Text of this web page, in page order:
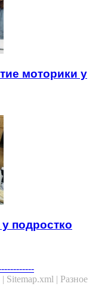
моторики у
подростко
Sitemap.xml | Разное